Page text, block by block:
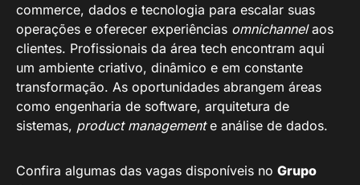
commerce, dados e tecnologia para escalar suas
operações e oferecer experiências omnichannelaos
clientes. Profissionais da área tech encontram aqui
um ambiente criativo, dinâmico e em constante
transformação. As oportunidades abrangem áreas
como engenharia de software, arquitetura de
sistemas, product managemente análise de dados.
Confira algumas das vagas disponíveis no Grupo